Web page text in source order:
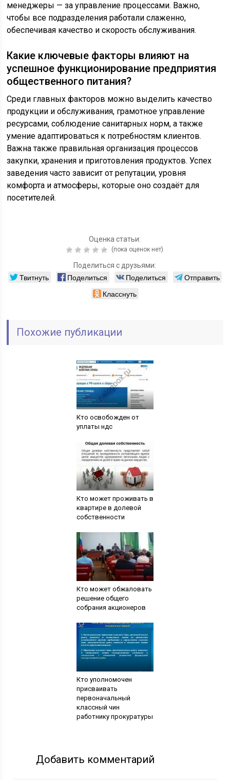
менеджеры — за управление процессами. Важно,
чтобы все подразделения работали слаженно,
обеспечивая качество и скорость обслуживания.
Какие ключевые факторы влияют на
успешное функционирование предприятия
общественного питания?
Среди главных факторов можно выделить качество
продукции и обслуживания, грамотное управление
ресурсами, соблюдение санитарных норм, а также
умение адаптироваться к потребностям клиентов.
Важна также правильная организация процессов
закупки, хранения и приготовления продуктов. Успех
заведения часто зависит от репутации, уровня
комфорта и атмосферы, которые оно создаёт для
посетителей.
Оценка статьи:
(пока оценок нет)
Поделиться с друзьями:
Твитнуть Поделиться Поделиться
Отправить
Класснуть
Похожие публикации
Кто освобожден от
уплаты ндс
Кто может проживать в
квартире в долевой
собственности
Кто может обжаловать
решение общего
собрания акционеров
Кто уполномочен
присваивать
первоначальный
классный чин
работнику прокуратуры
Добавить комментарий